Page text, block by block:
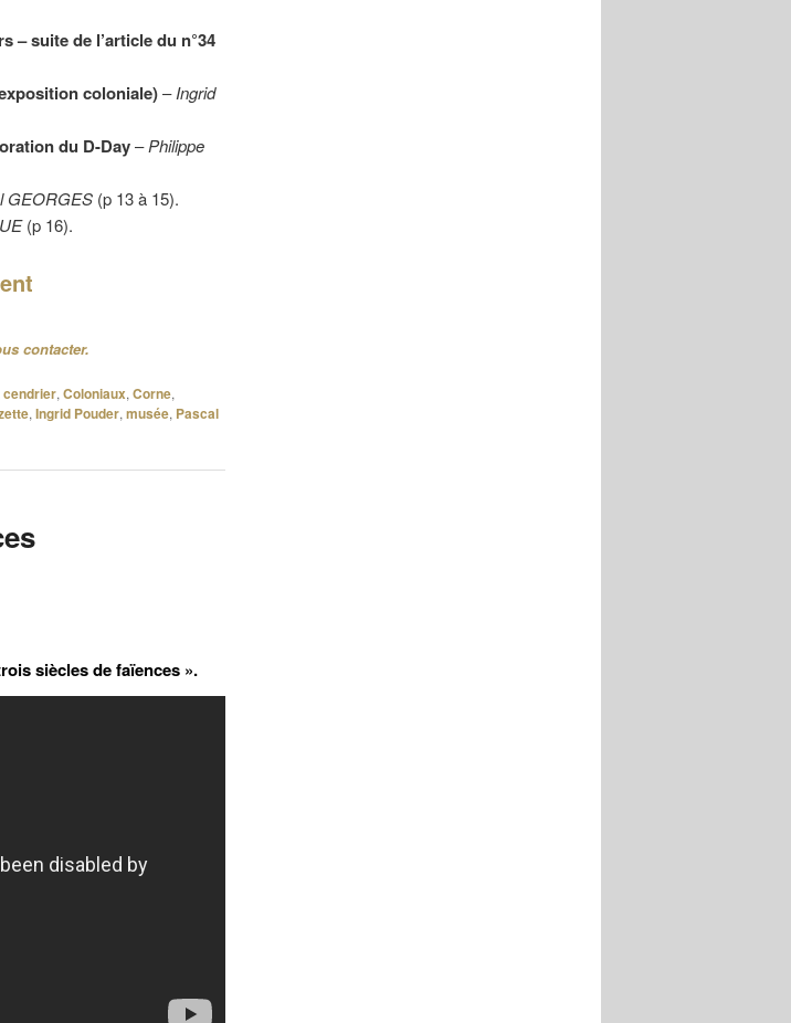
– suite de l’article du n°34
coloniale)–Ingrid
du D-Day–Philippe
GEORGES(p 13 à 15).
(p 16).
contacter.
cendrier, Coloniaux, Corne,
, Ingrid Pouder, musée, Pascal
siècles de faïences ».